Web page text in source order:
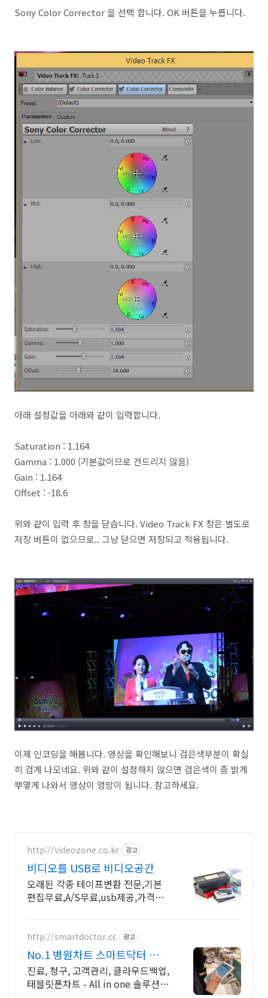
Sony Color Corrector 을 선택 합니다. OK 버튼을 누릅니다.
아래 설정값을 아래와 같이 입력합니다.
Saturation : 1.164
Gamma : 1.000 (기본값이므로 건드리지 않음)
Gain : 1.164
Offset : -18.6
위와 같이 입력 후 창을 닫습니다. Video Track FX 창은 별도로
저장 버튼이 없으므로.. 그냥 닫으면 저장되고 적용됩니다.
이제 인코딩을 해봅니다. 영상을 확인해보니 검은색부분이 확실
히 검게 나오네요. 위와 같이 설정하지 않으면 검은색이 좀 밝게
뿌옇게 나와서 영상이 엉망이 됩니다. 참고하세요.
http://videozone.co.kr 광고
비디오를 USB로 비디오공간
오래된 각종 테이프변환 전문,기본
편집무료,A/S무료,usb제공,가격할
http://smartdoctor.cc 광고
No.1 병원차트 스마트닥터 타사
진료 데이터 완벽 변환
진료, 청구, 고객관리, 클라우드백업,
태블릿폰차트 - All in one 솔루션